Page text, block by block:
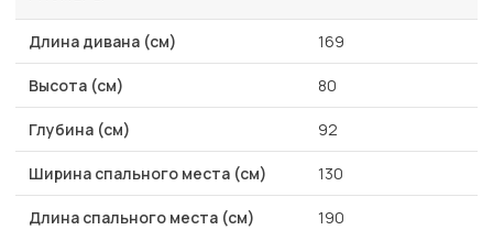
Длина дивана (см) 169
Высота (см) 80
Глубина (см) 92
Ширина спального места (см) 130
Длина спального места (см) 190